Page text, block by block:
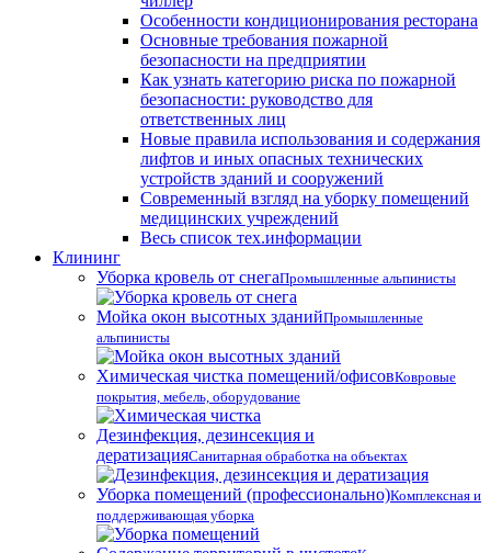
Особенности кондиционирования ресторана
Основные требования пожарной
безопасности на предприятии
Как узнать категорию риска по пожарной
безопасности: руководство для
ответственных лиц
Новые правила использования и содержания
лифтов и иных опасных технических
устройств зданий и сооружений
Современный взгляд на уборку помещений
медицинских учреждений
Весь список тех.информации
Клининг
Уборка кровель от снегаПромышленные альпинисты
Мойка окон высотных зданийПромышленные
альпинисты
Химическая чистка помещений/офисовКовровые
покрытия, мебель, оборудование
Дезинфекция, дезинсекция и
дератизацияСанитарная обработка на объектах
Уборка помещений (профессионально)Комплексная и
поддерживающая уборка